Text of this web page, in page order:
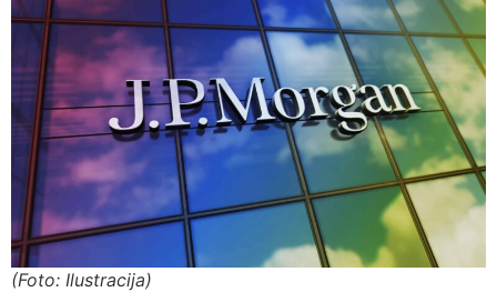
(Foto: Ilustracija)